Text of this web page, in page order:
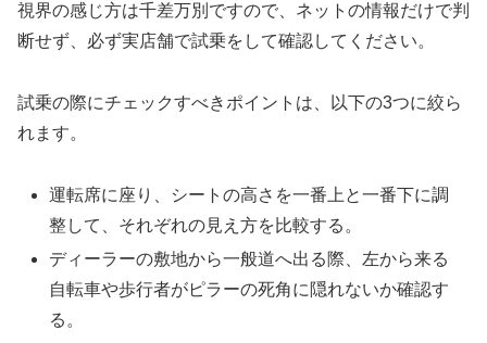
視界の感じ方は千差万別ですので、ネットの情報だけで判
断せず、必ず実店舗で試乗をして確認してください。
試乗の際にチェックすべきポイントは、以下の3つに絞ら
れます。
運転席に座り、シートの高さを一番上と一番下に調
整して、それぞれの見え方を比較する。
ディーラーの敷地から一般道へ出る際、左から来る
自転車や歩行者がピラーの死角に隠れないか確認す
る。